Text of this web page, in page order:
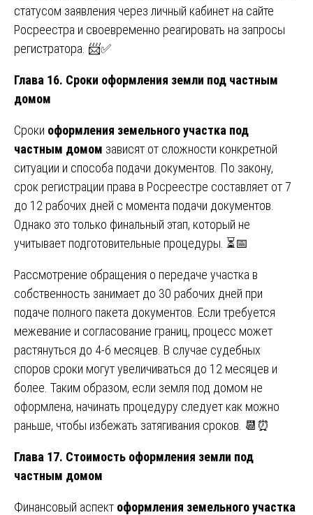
статусом заявления через личный кабинет на сайте
Росреестра и своевременно реагировать на запросы
регистратора. 📨✅
Глава 16. Сроки оформления земли под частным
домом
Сроки оформления земельного участка под
частным домом зависят от сложности конкретной
ситуации и способа подачи документов. По закону,
срок регистрации права в Росреестре составляет от 7
до 12 рабочих дней с момента подачи документов.
Однако это только финальный этап, который не
учитывает подготовительные процедуры. ⏳📅
Рассмотрение обращения о передаче участка в
собственность занимает до 30 рабочих дней при
подаче полного пакета документов. Если требуется
межевание и согласование границ, процесс может
растянуться до 4-6 месяцев. В случае судебных
споров сроки могут увеличиваться до 12 месяцев и
более. Таким образом, если земля под домом не
оформлена, начинать процедуру следует как можно
раньше, чтобы избежать затягивания сроков. 📆⏰
Глава 17. Стоимость оформления земли под
частным домом
Финансовый аспект оформления земельного участка